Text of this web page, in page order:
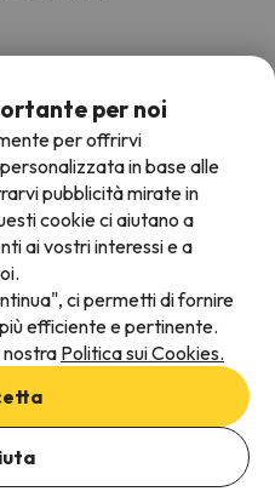
per noi
per offrirvi
in base alle
pubblicità mirate in
cookie ci aiutano a
ai vostri interessi e a
ci permetti di fornire
efficiente e pertinente.
nostra Politica sui Cookies.